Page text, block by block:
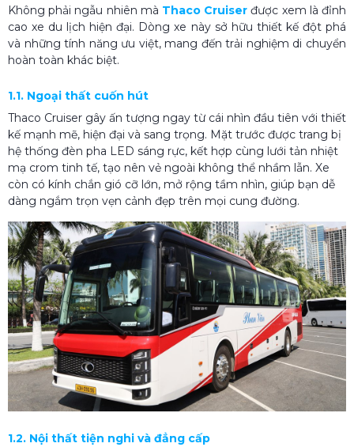
Không phải ngẫu nhiên mà Thaco Cruiser được xem là đỉnh
cao xe du lịch hiện đại. Dòng xe này sở hữu thiết kế đột phá
và những tính năng ưu việt, mang đến trải nghiệm di chuyển
hoàn toàn khác biệt.
1.1. Ngoại thất cuốn hút
Thaco Cruiser gây ấn tượng ngay từ cái nhìn đầu tiên với thiết
kế mạnh mẽ, hiện đại và sang trọng. Mặt trước được trang bị
hệ thống đèn pha LED sáng rực, kết hợp cùng lưới tản nhiệt
mạ crom tinh tế, tạo nên vẻ ngoài không thể nhầm lẫn. Xe
còn có kính chắn gió cỡ lớn, mở rộng tầm nhìn, giúp bạn dễ
dàng ngắm trọn vẹn cảnh đẹp trên mọi cung đường.
1.2. Nội thất tiện nghi và đẳng cấp